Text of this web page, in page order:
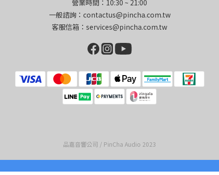
營業時間：10:30 ~ 21:00
一般諮詢：contactus@pincha.com.tw
客服信箱：services@pincha.com.tw
品嘉音響公司 / PinCha Audio 2023